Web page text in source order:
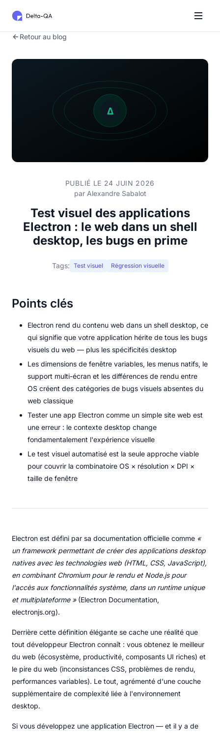
Retour au blog
PUBLIÉ LE 24 JUIN 2026
par Alexandre Sabalot
Test visuel des applications
Electron : le web dans un shell
desktop, les bugs en prime
Tags: Test visuel Régression visuelle
Points clés
Electron rend du contenu web dans un shell desktop, ce
qui signifie que votre application hérite de tous les bugs
visuels du web — plus les spécificités desktop
Les dimensions de fenêtre variables, les menus natifs, le
support multi-écran et les différences de rendu entre
OS créent des catégories de bugs visuels absentes du
web classique
Tester une app Electron comme un simple site web est
une erreur : le contexte desktop change
fondamentalement l'expérience visuelle
Le test visuel automatisé est la seule approche viable
pour couvrir la combinatoire OS × résolution × DPI ×
taille de fenêtre
Electron est défini par sa documentation officielle comme «
un framework permettant de créer des applications desktop
natives avec les technologies web (HTML, CSS, JavaScript),
en combinant Chromium pour le rendu et Node.js pour
l'accès aux fonctionnalités système, dans un runtime unique
et multiplateforme »(Electron Documentation,
electronjs.org).
Derrière cette définition élégante se cache une réalité que
tout développeur Electron connaît : vous obtenez le meilleur
du web (écosystème, productivité, composants UI riches) et
le pire du web (inconsistances CSS, problèmes de rendu,
performances variables). Le tout, agrémenté d'une couche
supplémentaire de complexité liée à l'environnement
desktop.
Si vous développez une application Electron — et il y a de